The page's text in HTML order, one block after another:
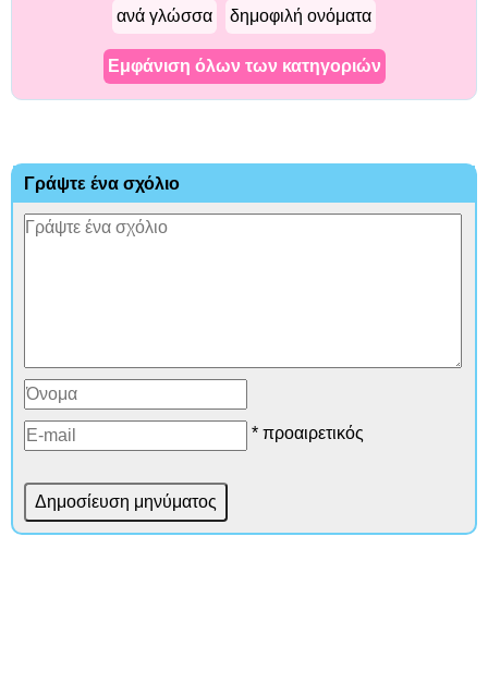
ανά γλώσσα δημοφιλή ονόματα
Εμφάνιση όλων των κατηγοριών
Γράψτε ένα σχόλιο
* προαιρετικός